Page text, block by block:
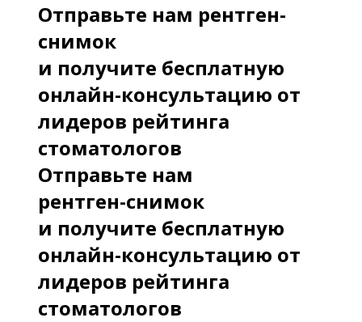
Отправьте нам рентген-
снимок
и получите бесплатную
онлайн-консультацию от
лидеров рейтинга
стоматологов
Отправьте нам
рентген-снимок
и получите бесплатную
онлайн-консультацию от
лидеров рейтинга
стоматологов